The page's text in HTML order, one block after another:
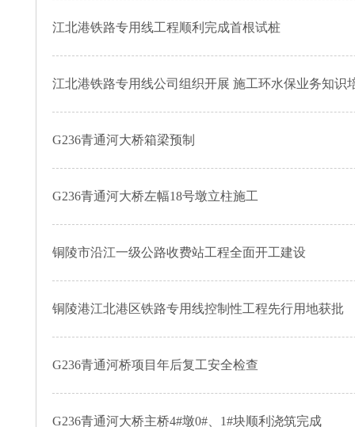
江北港铁路专用线工程顺利完成首根试桩
江北港铁路专用线公司组织开展 施工环水保业务知识
G236青通河大桥箱梁预制
G236青通河大桥左幅18号墩立柱施工
铜陵市沿江一级公路收费站工程全面开工建设
铜陵港江北港区铁路专用线控制性工程先行用地获批
G236青通河桥项目年后复工安全检查
G236青通河大桥主桥4#墩0#、1#块顺利浇筑完成